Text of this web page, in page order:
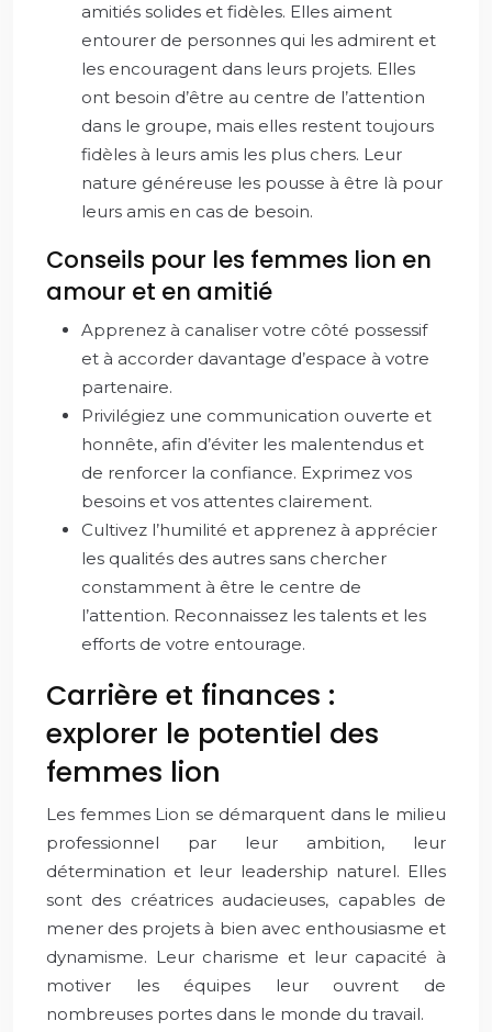
amitiés solides et fidèles. Elles aiment
entourer de personnes qui les admirent et
les encouragent dans leurs projets. Elles
ont besoin d’être au centre de l’attention
dans le groupe, mais elles restent toujours
fidèles à leurs amis les plus chers. Leur
nature généreuse les pousse à être là pour
leurs amis en cas de besoin.
Conseils pour les femmes lion en
amour et en amitié
Apprenez à canaliser votre côté possessif
et à accorder davantage d’espace à votre
partenaire.
Privilégiez une communication ouverte et
honnête, afin d’éviter les malentendus et
de renforcer la confiance. Exprimez vos
besoins et vos attentes clairement.
Cultivez l’humilité et apprenez à apprécier
les qualités des autres sans chercher
constamment à être le centre de
l’attention. Reconnaissez les talents et les
efforts de votre entourage.
Carrière et finances :
explorer le potentiel des
femmes lion
Les femmes Lion se démarquent dans le milieu
professionnel par leur ambition, leur
détermination et leur leadership naturel. Elles
sont des créatrices audacieuses, capables de
mener des projets à bien avec enthousiasme et
dynamisme. Leur charisme et leur capacité à
motiver les équipes leur ouvrent de
nombreuses portes dans le monde du travail.